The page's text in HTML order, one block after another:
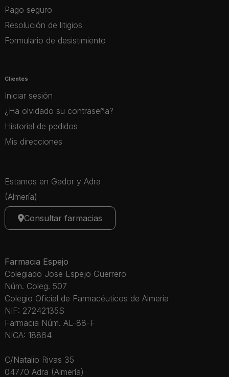
Pago seguro
Resolución de litigios
Formulario de desistimiento
Clientes
Iniciar sesión
¿Ha olvidado su contraseña?
Historial de pedidos
Mis direcciones
Estamos en Gador y Adra
(Almería)
Consultar farmacias
Farmacia Espejo
Colegiado Jose Espejo Guerrero
Núm. Coleg. 507
Colegio Oficial de Farmacéuticos de Almería
NIF: 27242135S
Farmacia Núm. AL-88-F
NICA: 18864
C/Natalio Rivas 35
04770 Adra (Almería)